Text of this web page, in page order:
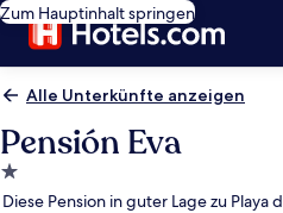
Zum Hauptinhalt springen
Alle Unterkünfte anzeigen
Pensión Eva
1.0-
Stern-
Diese Pension in guter Lage zu Playa